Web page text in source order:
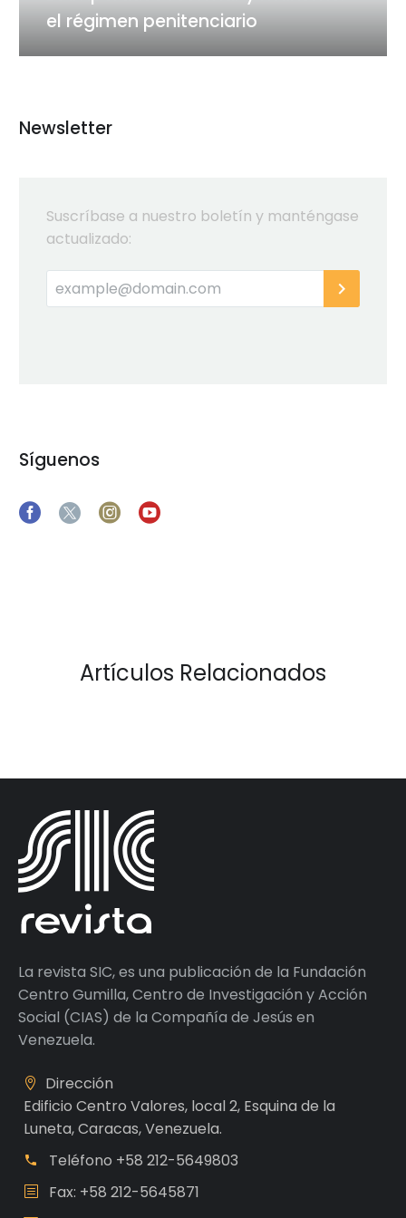
el régimen penitenciario
Newsletter
Suscríbase a nuestro boletín y manténgase
actualizado:
Síguenos
Artículos Relacionados
La revista SIC, es una publicación de la Fundación
Centro Gumilla, Centro de Investigación y Acción
Social (CIAS) de la Compañía de Jesús en
Venezuela.
Dirección
Edificio Centro Valores, local 2, Esquina de la
Luneta, Caracas, Venezuela.
Teléfono +58 212-5649803
Fax: +58 212-5645871